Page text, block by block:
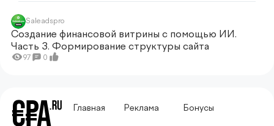
Saleadspro
Создание финансовой витрины с помощью ИИ.
Часть 3. Формирование структуры сайта
97 0
Главная Реклама Бонусы